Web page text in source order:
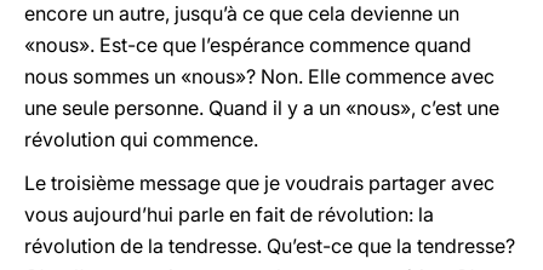
encore un autre, jusqu’à ce que cela devienne un
«nous». Est-ce que l’espérance commence quand
nous sommes un «nous»? Non. Elle commence avec
une seule personne. Quand il y a un «nous», c’est une
révolution qui commence.
Le troisième message que je voudrais partager avec
vous aujourd’hui parle en fait de révolution: la
révolution de la tendresse. Qu’est-ce que la tendresse?